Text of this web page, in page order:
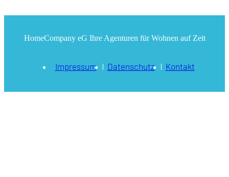
HomeCompany eG Ihre Agenturen für Wohnen auf Zeit
Impressum Datenschutz Kontakt